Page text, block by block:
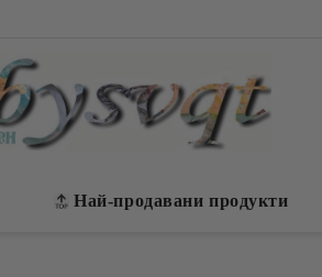
Най-продавани продукти